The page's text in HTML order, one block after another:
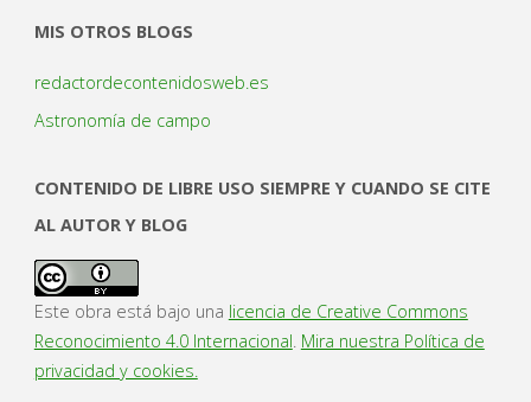
MIS OTROS BLOGS
redactordecontenidosweb.es
Astronomía de campo
CONTENIDO DE LIBRE USO SIEMPRE Y CUANDO SE CITE
AL AUTOR Y BLOG
Este obra está bajo una licencia de Creative Commons
Reconocimiento 4.0 Internacional. Mira nuestra Política de
privacidad y cookies.